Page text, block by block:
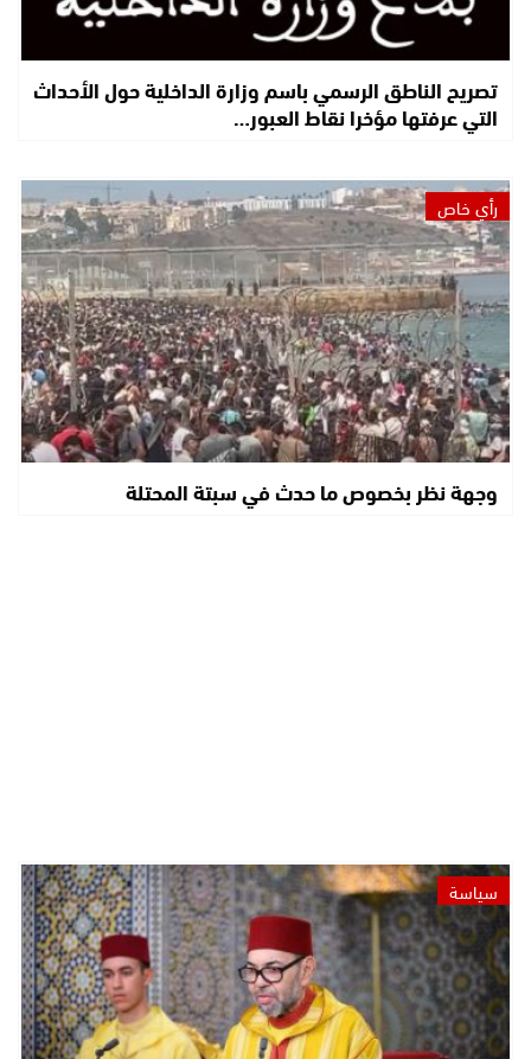
تصريح الناطق الرسمي باسم وزارة الداخلية حول الأحداث
التي عرفتها مؤخرا نقاط العبور…
رأي خاص
وجهة نظر بخصوص ما حدث في سبتة المحتلة
سياسة